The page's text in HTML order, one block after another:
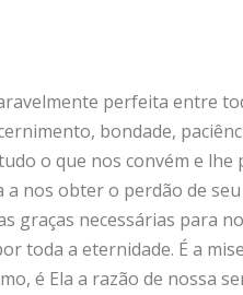
perfeita entre
bondade,
o que nos convém e
a nos obter o perdão de
graças necessárias para
toda a eternidade. É a
é Ela a razão de nossa